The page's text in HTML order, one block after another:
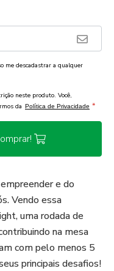
me descadastrar a qualquer
neste produto. Você,
da Política de Privacidade *
e do
Vendo essa
uma rodada de
na mesa
com pelo menos 5
principais desafios!